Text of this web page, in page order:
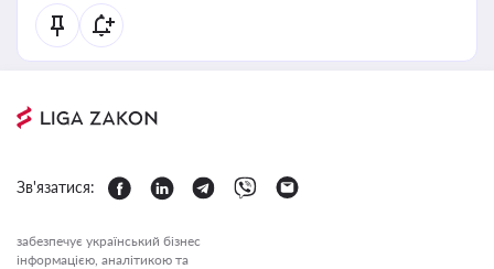
Зв'язатися:
забезпечує український бізнес
інформацією, аналітикою та